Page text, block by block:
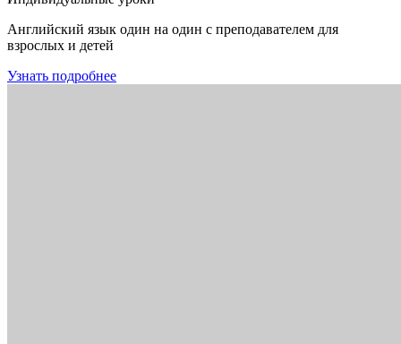
Английский язык один на один с преподавателем для
взрослых и детей
Узнать подробнее